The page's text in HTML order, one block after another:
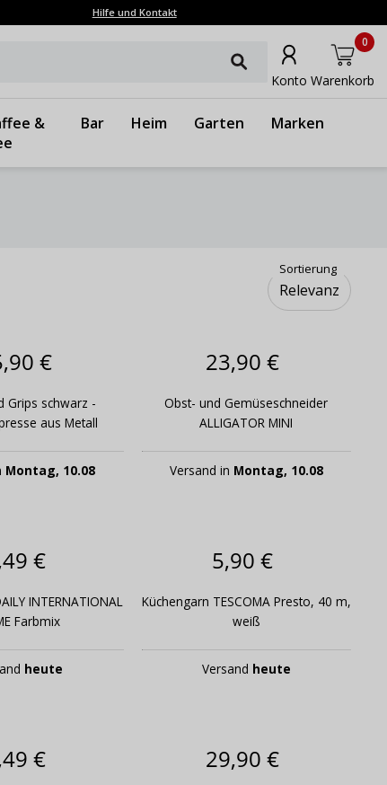
Hilfe und Kontakt
Konto Warenkorb
0
&
Bar Heim Garten Marken
Sortierung
Relevanz
€
Grips schwarz -
aus Metall
Montag, 10.08
23,90 €
Obst- und Gemüseschneider
ALLIGATOR MINI
Versand in Montag, 10.08
€
INTERNATIONAL
Farbmix
heute
5,90 €
Küchengarn TESCOMA Presto, 40 m,
weiß
Versand heute
€ 29,90 €